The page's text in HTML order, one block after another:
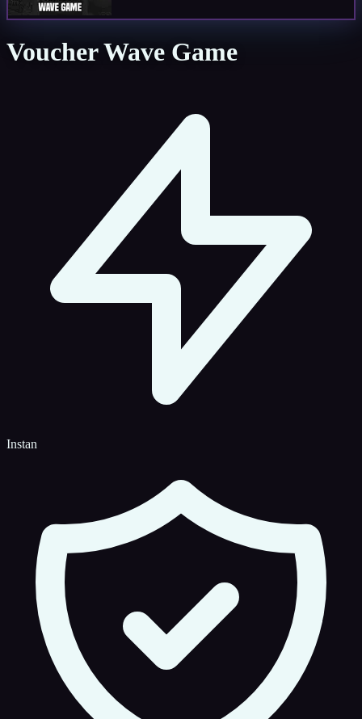
Voucher Wave Game
Instan